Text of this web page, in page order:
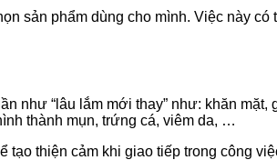
sản phẩm dùng cho mình. Việc này
như “lâu lắm mới thay” như: khăn
thành mụn, trứng cá, viêm da, …
thiện cảm khi giao tiếp trong công